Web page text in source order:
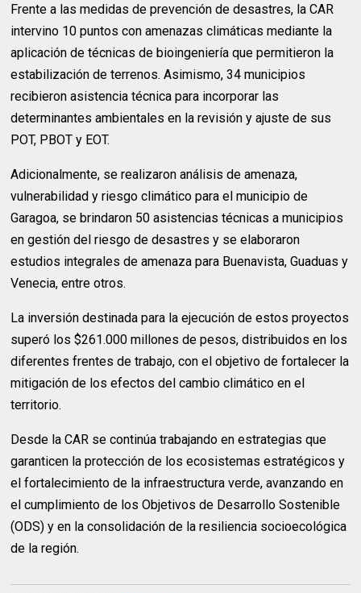
Frente a las medidas de prevención de desastres, la CAR
intervino 10 puntos con amenazas climáticas mediante la
aplicación de técnicas de bioingeniería que permitieron la
estabilización de terrenos. Asimismo, 34 municipios
recibieron asistencia técnica para incorporar las
determinantes ambientales en la revisión y ajuste de sus
POT, PBOT y EOT.
Adicionalmente, se realizaron análisis de amenaza,
vulnerabilidad y riesgo climático para el municipio de
Garagoa, se brindaron 50 asistencias técnicas a municipios
en gestión del riesgo de desastres y se elaboraron
estudios integrales de amenaza para Buenavista, Guaduas y
Venecia, entre otros.
La inversión destinada para la ejecución de estos proyectos
superó los $261.000 millones de pesos, distribuidos en los
diferentes frentes de trabajo, con el objetivo de fortalecer la
mitigación de los efectos del cambio climático en el
territorio.
Desde la CAR se continúa trabajando en estrategias que
garanticen la protección de los ecosistemas estratégicos y
el fortalecimiento de la infraestructura verde, avanzando en
el cumplimiento de los Objetivos de Desarrollo Sostenible
(ODS) y en la consolidación de la resiliencia socioecológica
de la región.